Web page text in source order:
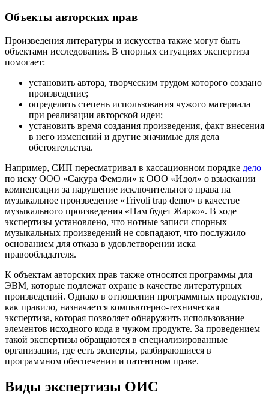
Объекты авторских прав
Произведения литературы и искусства также могут быть
объектами исследования. В спорных ситуациях экспертиза
помогает:
установить автора, творческим трудом которого создано
произведение;
определить степень использования чужого материала
при реализации авторской идеи;
установить время создания произведения, факт внесения
в него изменений и другие значимые для дела
обстоятельства.
Например, СИП пересматривал в кассационном порядке дело
по иску ООО «Сакура Фемэли» к ООО «Идол» о взыскании
компенсации за нарушение исключительного права на
музыкальное произведение «Trivoli trap demo» в качестве
музыкального произведения «Нам будет Жарко». В ходе
экспертизы установлено, что нотные записи спорных
музыкальных произведений не совпадают, что послужило
основанием для отказа в удовлетворении иска
правообладателя.
К объектам авторских прав также относятся программы для
ЭВМ, которые подлежат охране в качестве литературных
произведений. Однако в отношении программных продуктов,
как правило, назначается компьютерно-техническая
экспертиза, которая позволяет обнаружить использование
элементов исходного кода в чужом продукте. За проведением
такой экспертизы обращаются в специализированные
организации, где есть эксперты, разбирающиеся в
программном обеспечении и патентном праве.
Виды экспертизы ОИС